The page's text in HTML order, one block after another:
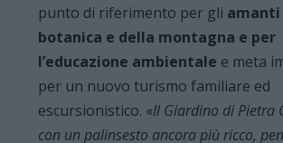
punto di riferimento per gli amanti
botanica e della montagna e per
l’educazione ambientale e meta
per un nuovo turismo familiare ed
escursionistico. «Il Giardino di Pietra
con un palinsesto ancora più ricco,